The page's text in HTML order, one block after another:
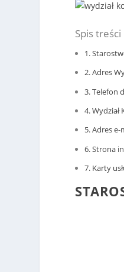
Spis treści
Adres
Telefon
Wydział
Adres e-
Strona
Karty